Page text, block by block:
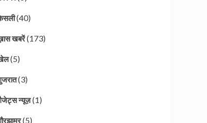
(40)
खबरें(173)
(5)
(3)
न्यूज़(1)
(5)